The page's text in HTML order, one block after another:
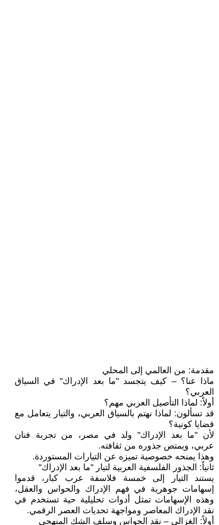
مقدمة: من العالمي إلى المحلي
ماذا عنا؟ – كيف يتجسد "ما بعد الإدراك" في السياق
العربي؟
أولاً: لماذا التأصيل العربي مهم؟
قد تسألون: لماذا نهتم بالسياق العربي، والتيار يتعامل مع
قضايا كونية؟
لأن "ما بعد الإدراك" ولد في مصر، من تجربة فنان
عربي، ويمتص جذوره من ثقافته.
وهذا يمنحه خصوصية تميزه عن التيارات المستوردة.
ثانياً: الجذور الفلسفية العربية لتيار "ما بعد الإدراك"
يستند التيار إلى خمسة فلاسفة عرب كبار، قدموا
إسهامات جوهرية في فهم الإدراك والحواس والعقل،
وهذه الإسهامات تمثل أدوات تحليلية حية تستخدم في
نقد الإدراك المعاصر ومواجهة تحديات العصر الرقمي.
أولاً: الغزالي – نقد الحواس وسلف الشك المنهجي